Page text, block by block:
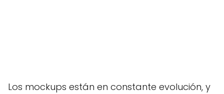
Los mockups están en constante evolución, y